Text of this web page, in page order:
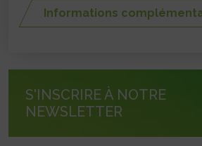
Informations
S'INSCRIRE À NOTRE
NEWSLETTER